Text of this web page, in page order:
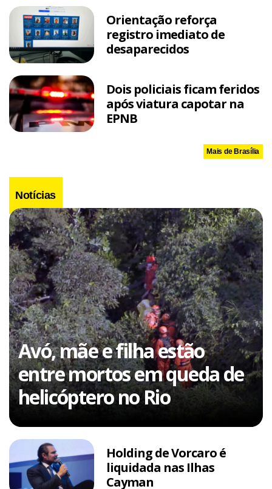
Orientação reforça
registro imediato de
desaparecidos
Dois policiais ficam feridos
após viatura capotar na
EPNB
Mais de Brasília
Notícias
Avó, mãe e filha estão
entre mortos em queda de
helicóptero no Rio
Holding de Vorcaro é
liquidada nas Ilhas
Cayman